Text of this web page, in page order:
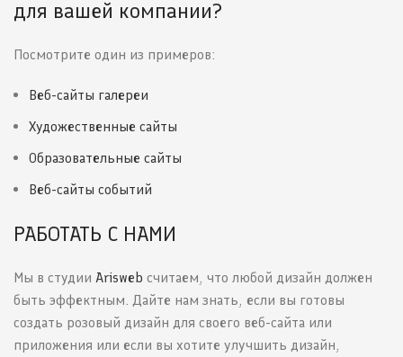
для вашей компании?
Посмотрите один из примеров:
Веб-сайты галереи
Художественные сайты
Образовательные сайты
Веб-сайты событий
РАБОТАТЬ С НАМИ
Мы в студии Arisweb считаем, что любой дизайн должен
быть эффектным. Дайте нам знать, если вы готовы
создать розовый дизайн для своего веб-сайта или
приложения или если вы хотите улучшить дизайн,